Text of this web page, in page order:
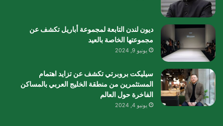
ديون لندن التابعة لمجموعة أباريل تكشف عن
مجموعتها الخاصة بالعيد
يونيو 9, 2024
سيليكت بروبرتي تكشف عن تزايد اهتمام
المستثمرين من منطقة الخليج العربي بالمساكن
الفاخرة حول العالم
يونيو 4, 2024